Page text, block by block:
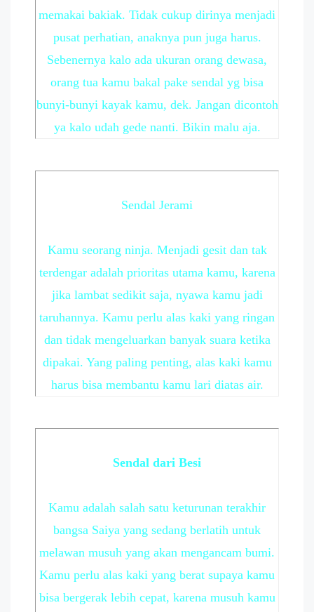
memakai bakiak. Tidak cukup dirinya menjadi
pusat perhatian, anaknya pun juga harus.
Sebenernya kalo ada ukuran orang dewasa,
orang tua kamu bakal pake sendal yg bisa
bunyi-bunyi kayak kamu, dek. Jangan dicontoh
ya kalo udah gede nanti. Bikin malu aja.
Sendal Jerami
Kamu seorang ninja. Menjadi gesit dan tak
terdengar adalah prioritas utama kamu, karena
jika lambat sedikit saja, nyawa kamu jadi
taruhannya. Kamu perlu alas kaki yang ringan
dan tidak mengeluarkan banyak suara ketika
dipakai. Yang paling penting, alas kaki kamu
harus bisa membantu kamu lari diatas air.
Sendal dari Besi
Kamu adalah salah satu keturunan terakhir
bangsa Saiya yang sedang berlatih untuk
melawan musuh yang akan mengancam bumi.
Kamu perlu alas kaki yang berat supaya kamu
bisa bergerak lebih cepat, karena musuh kamu